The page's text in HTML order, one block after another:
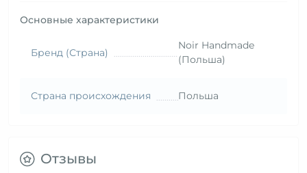
Основные характеристики
Бренд (Страна)
Noir Handmade
(Польша)
Страна происхождения Польша
Отзывы